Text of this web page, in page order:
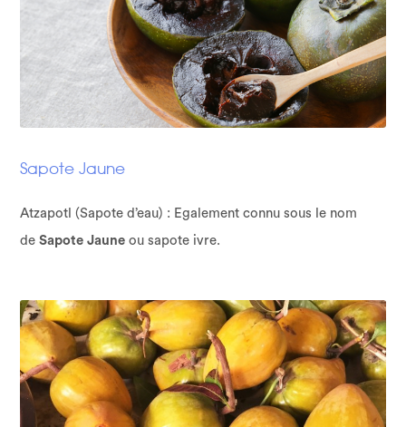
Sapote Jaune
Atzapotl (Sapote d’eau) : Egalement connu sous le nom
deSapote Jaune ou sapote ivre.